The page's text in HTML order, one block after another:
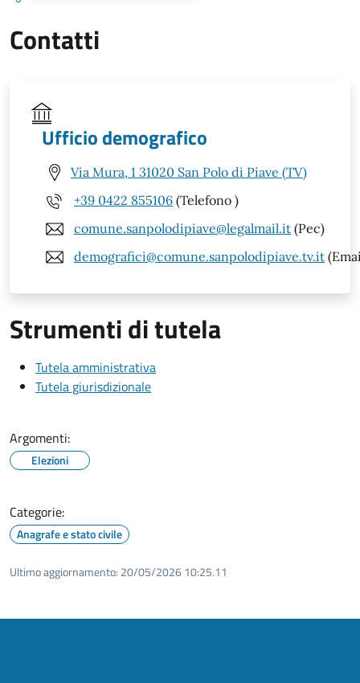
Contatti
Ufficio demografico
Via Mura, 1 31020 San Polo di Piave (TV)
+39 0422 855106 (Telefono )
comune.sanpolodipiave@legalmail.it (Pec)
demografici@comune.sanpolodipiave.tv.it
Strumenti di tutela
Tutela amministrativa
Tutela giurisdizionale
Argomenti:
Elezioni
Categorie:
Anagrafe e stato civile
Ultimo aggiornamento: 20/05/2026 10:25.11